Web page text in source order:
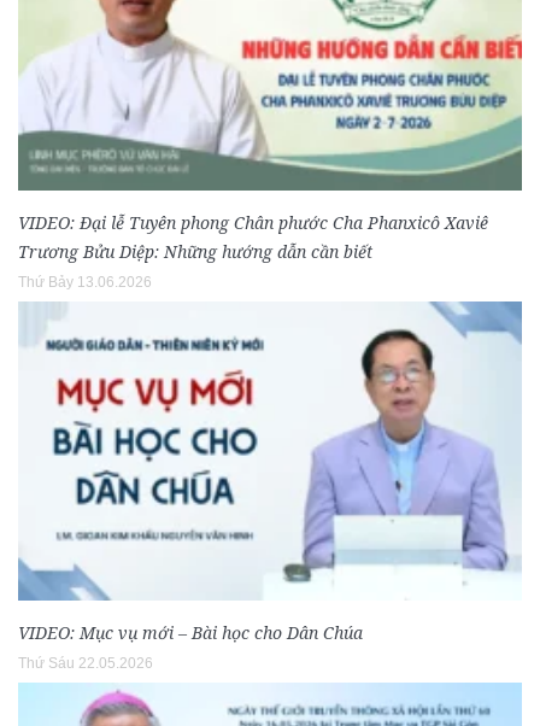
VIDEO: Đại lễ Tuyên phong Chân phước Cha Phanxicô Xaviê
Trương Bửu Diệp: Những hướng dẫn cần biết
Thứ Bảy 13.06.2026
VIDEO: Mục vụ mới – Bài học cho Dân Chúa
Thứ Sáu 22.05.2026